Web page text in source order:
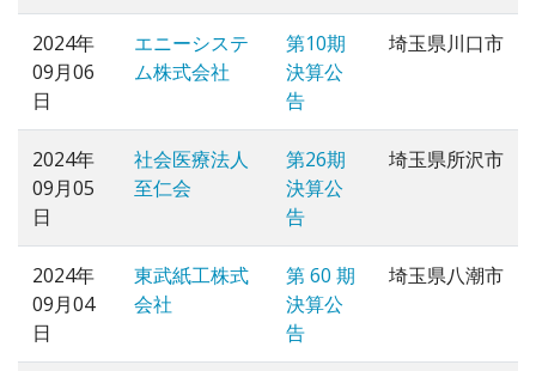
2024年
09月06
日
エニーシステ
ム株式会社
第10期
決算公
告
埼玉県川口市
2024年
09月05
日
社会医療法人
至仁会
第26期
決算公
告
埼玉県所沢市
2024年
09月04
日
東武紙工株式
会社
第 60 期
決算公
告
埼玉県八潮市